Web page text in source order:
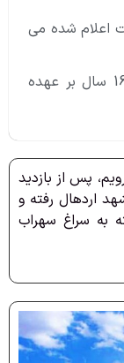
اعلام شده می
در تمامی تورها مسئولیت کودکان تا 16 سال بر عهده